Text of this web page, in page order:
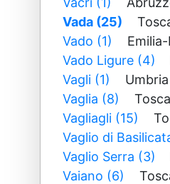
Vada (25)
Vado (1)
Vado Ligure (4)
Vagli (1)
Umbria
Vaglia (8)
Vagliagli (15)
Vaglio di
Vaglio Serra (3)
Vaiano (6)